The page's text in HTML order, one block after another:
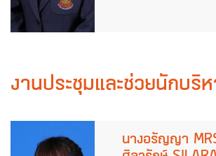
งานประชุมและช่วยนักบริ
นางอรัญญา